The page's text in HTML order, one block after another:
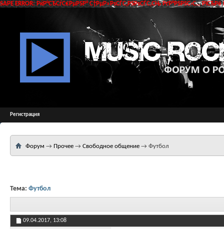
SAPE ERROR: РќР°СЂСѓС€РµРЅР° С†РµР»РѕСЃС‚РЅРѕСЃС‚СЊ РґР°РЅРЅС‹С…
Регистрация
Форум → Прочее → Свободное общение → Футбол
Тема: Футбол
09.04.2017, 13:08